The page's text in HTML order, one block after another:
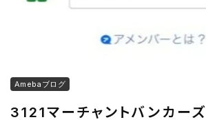
Amebaブログ
3121マーチャントバンカーズ